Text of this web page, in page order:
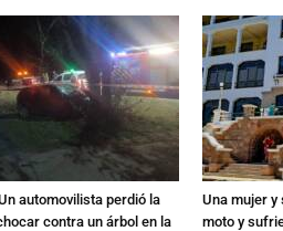
automovilista perdió la
contra un árbol en la
Una mujer y
moto y